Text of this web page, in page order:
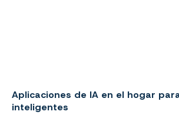
Aplicaciones de IA en el hogar
inteligentes